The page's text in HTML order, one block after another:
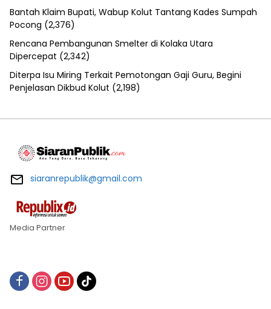
Bantah Klaim Bupati, Wabup Kolut Tantang Kades Sumpah
Pocong (2,376)
Rencana Pembangunan Smelter di Kolaka Utara
Dipercepat (2,342)
Diterpa Isu Miring Terkait Pemotongan Gaji Guru, Begini
Penjelasan Dikbud Kolut (2,198)
siaranrepublik@gmail.com
Media Partner